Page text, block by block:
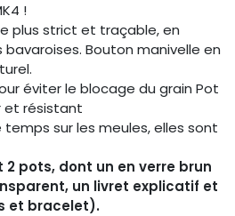
!
plus strict et traçable, en
Bouton manivelle en
éviter le blocage du grain Pot
et résistant
sur les meules, elles sont
pots, dont un en verre brun
un livret explicatif et
et bracelet).